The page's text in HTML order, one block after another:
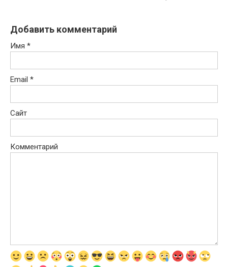
Добавить комментарий
Имя *
Email *
Сайт
Комментарий